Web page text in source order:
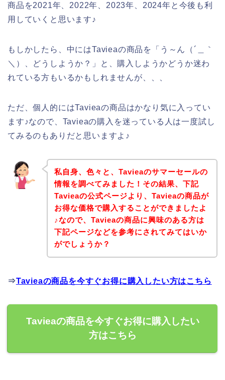
商品を2021年、2022年、2023年、2024年と今後も利
用していくと思います♪
もしかしたら、中にはTavieaの商品を「う～ん（´＿｀
＼）、どうしようか？」と、購入しようかどうか迷わ
れている方もいるかもしれませんが、、、
ただ、個人的にはTavieaの商品はかなり気に入ってい
ます♪なので、Tavieaの購入を迷っている人は一度試し
てみるのもありだと思いますよ♪
私自身、色々と、Tavieaのサマーセールの
情報を調べてみました！その結果、下記
Tavieaの公式ページより、Tavieaの商品が
お得な価格で購入することができましたよ
♪なので、Tavieaの商品に興味のある方は
下記ページなどを参考にされてみてはいか
がでしょうか？
⇒Tavieaの商品を今すぐお得に購入したい方はこちら
Tavieaの商品を今すぐお得に購入したい
方はこちら